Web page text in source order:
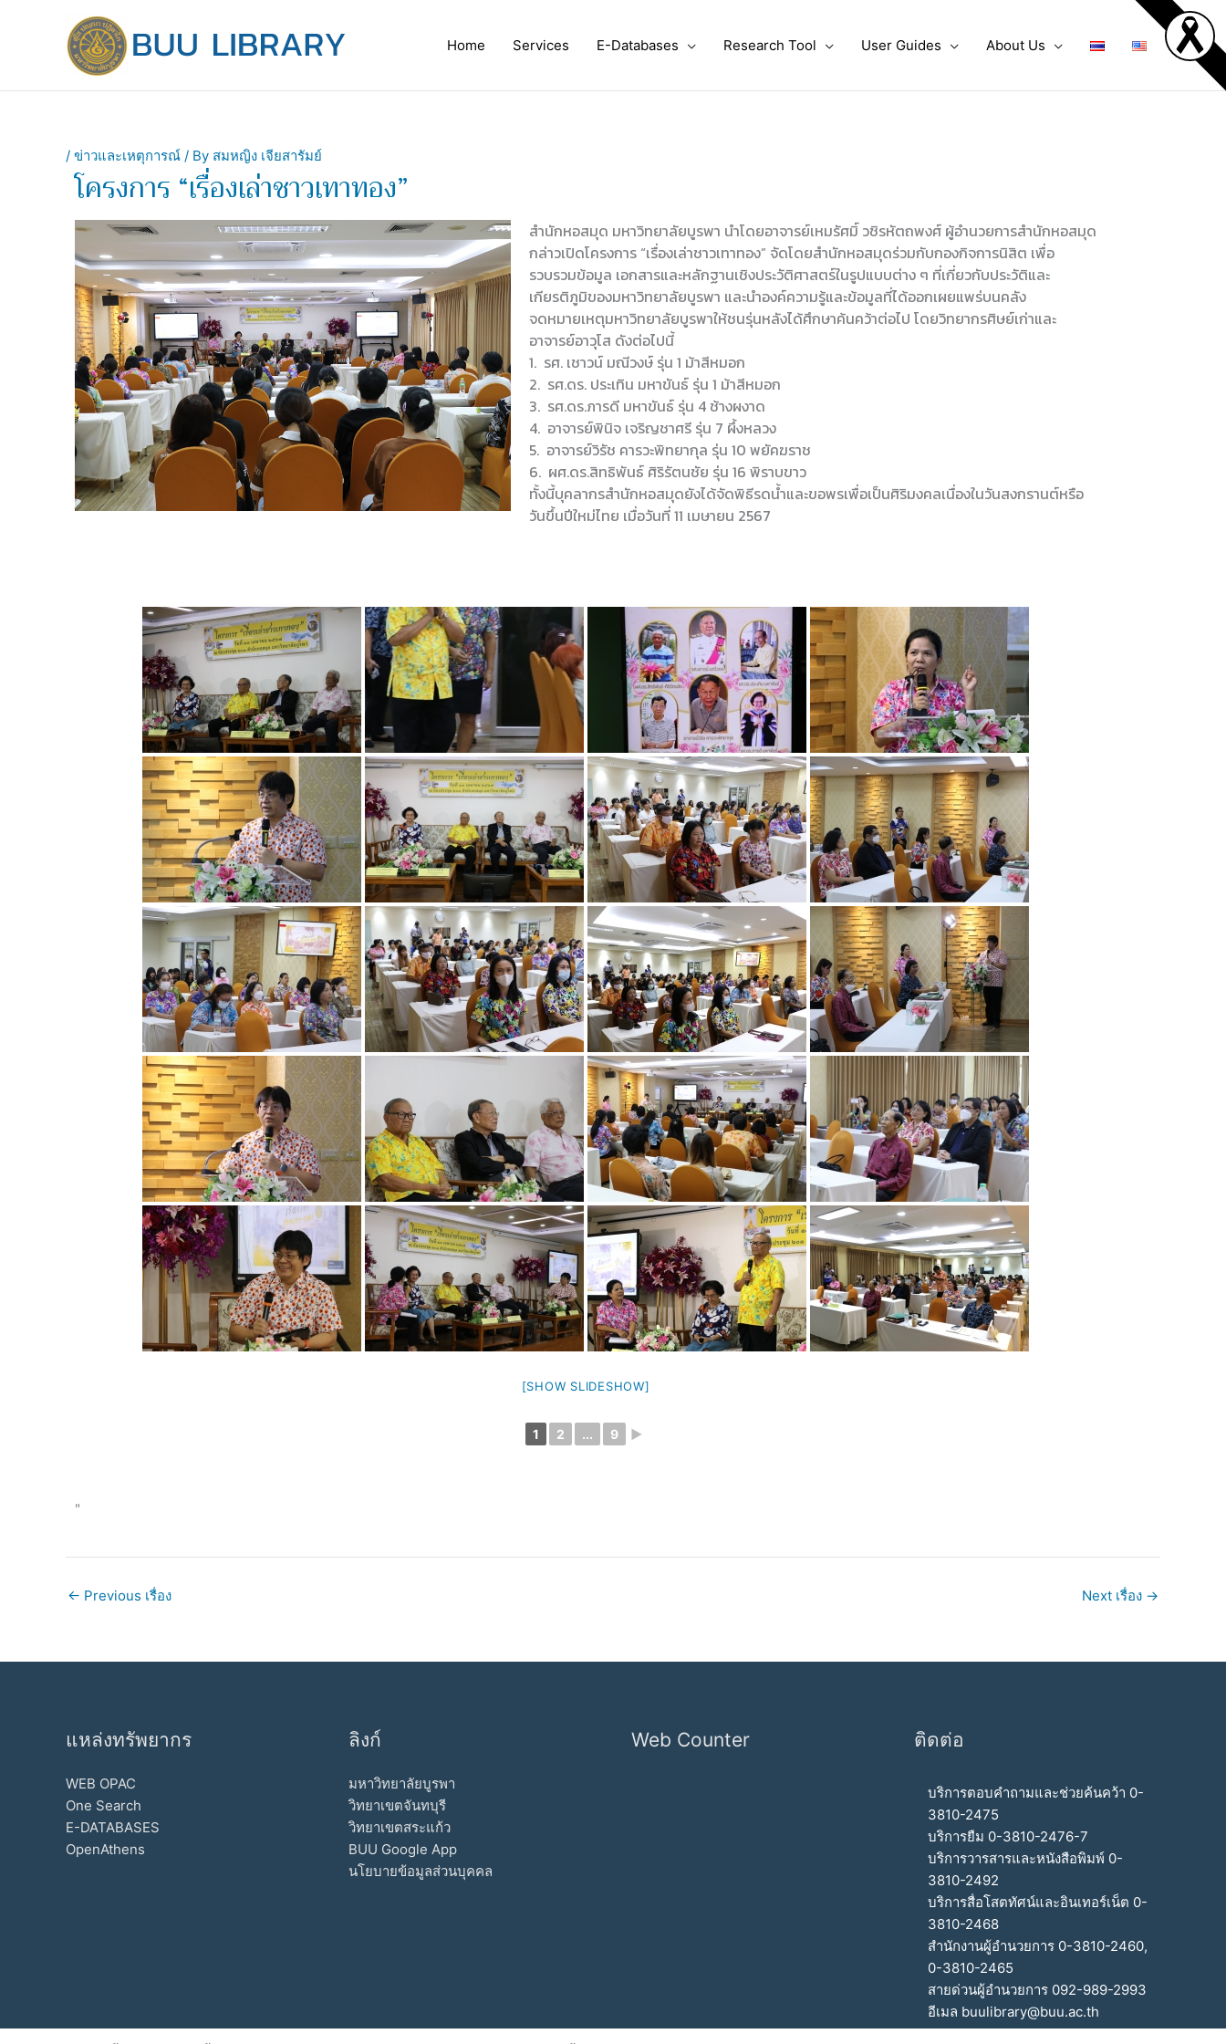
Home Services E-Databases Research Tool User Guides About Us
/ ข่าวและเหตุการณ์ / By สมหญิง เจียสารัมย์
โครงการ “เรื่องเล่าชาวเทาทอง”
สำนักหอสมุด มหาวิทยาลัยบูรพา นำโดยอาจารย์เหมรัศมิ์ วชิรหัตถพงศ์ ผู้อำนวยการสำนักหอสมุด
กล่าวเปิดโครงการ “เรื่องเล่าชาวเทาทอง” จัดโดยสำนักหอสมุดร่วมกับกองกิจการนิสิต เพื่อ
รวบรวมข้อมูล เอกสารและหลักฐานเชิงประวัติศาสตร์ในรูปแบบต่าง ๆ ที่เกี่ยวกับประวัติและ
เกียรติภูมิของมหาวิทยาลัยบูรพา และนำองค์ความรู้และข้อมูลที่ได้ออกเผยแพร่บนคลัง
จดหมายเหตุมหาวิทยาลัยบูรพาให้ชนรุ่นหลังได้ศึกษาค้นคว้าต่อไป โดยวิทยากรศิษย์เก่าและ
อาจารย์อาวุโส ดังต่อไปนี้
1. รศ. เชาวน์ มณีวงษ์ รุ่น 1 ม้าสีหมอก
2. รศ.ดร. ประเทิน มหาขันธ์ รุ่น 1 ม้าสีหมอก
3. รศ.ดร.ภารดี มหาขันธ์ รุ่น 4 ช้างผงาด
4. อาจารย์พินิจ เจริญชาศรี รุ่น 7 ผึ้งหลวง
5. อาจารย์วิรัช คารวะพิทยากุล รุ่น 10 พยัคฆราช
6. ผศ.ดร.สิทธิพันธ์ ศิริรัตนชัย รุ่น 16 พิราบขาว
ทั้งนี้บุคลากรสำนักหอสมุดยังได้จัดพิธีรดน้ำและขอพรเพื่อเป็นศิริมงคลเนื่องในวันสงกรานต์หรือ
วันขึ้นปีใหม่ไทย เมื่อวันที่ 11 เมษายน 2567
[SHOW SLIDESHOW]
1 2 ... 9 ►
"
← Previous เรื่อง Next เรื่อง →
แหล่งทรัพยากร
WEB OPAC
One Search
E-DATABASES
OpenAthens
ลิงก์
มหาวิทยาลัยบูรพา
วิทยาเขตจันทบุรี
วิทยาเขตสระแก้ว
BUU Google App
นโยบายข้อมูลส่วนบุคคล
Web Counter ติดต่อ
บริการตอบคำถามและช่วยค้นคว้า 0-
3810-2475
บริการยืม 0-3810-2476-7
บริการวารสารและหนังสือพิมพ์ 0-
3810-2492
บริการสื่อโสตทัศน์และอินเทอร์เน็ต 0-
3810-2468
สำนักงานผู้อำนวยการ 0-3810-2460,
0-3810-2465
สายด่วนผู้อำนวยการ 092-989-2993
อีเมล buulibrary@buu.ac.th